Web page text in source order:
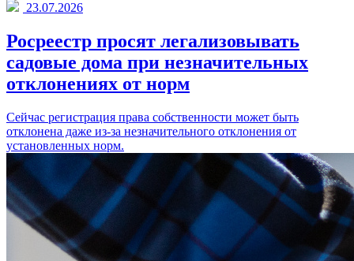
23.07.2026
Росреестр просят легализовывать
садовые дома при незначительных
отклонениях от норм
Сейчас регистрация права собственности может быть
отклонена даже из-за незначительного отклонения от
установленных норм.